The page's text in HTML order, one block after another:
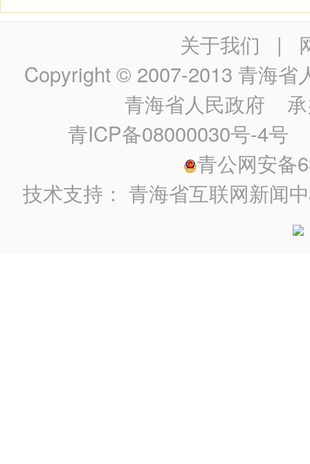
关于我们 |
Copyright © 2007-2013 青海省
青海省人民政府 承
青ICP备08000030号-4号
青公网安备
技术支持：青海省互联网新闻